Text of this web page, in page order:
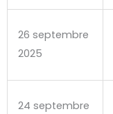
26 septembre
2025
24 septembre